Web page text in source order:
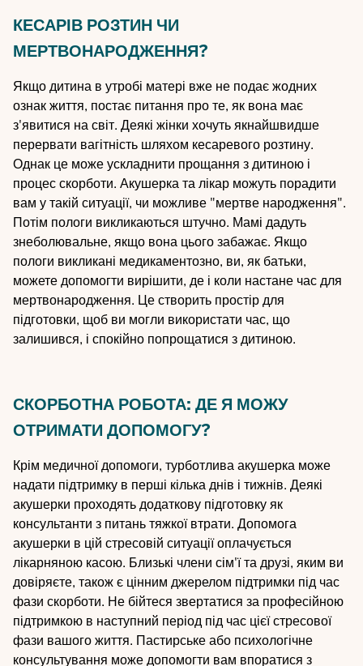
КЕСАРІВ РОЗТИН ЧИ
МЕРТВОНАРОДЖЕННЯ?
Якщо дитина в утробі матері вже не подає жодних
ознак життя, постає питання про те, як вона має
з'явитися на світ. Деякі жінки хочуть якнайшвидше
перервати вагітність шляхом кесаревого розтину.
Однак це може ускладнити прощання з дитиною і
процес скорботи. Акушерка та лікар можуть порадити
вам у такій ситуації, чи можливе "мертве народження".
Потім пологи викликаються штучно. Мамі дадуть
знеболювальне, якщо вона цього забажає. Якщо
пологи викликані медикаментозно, ви, як батьки,
можете допомогти вирішити, де і коли настане час для
мертвонародження. Це створить простір для
підготовки, щоб ви могли використати час, що
залишився, і спокійно попрощатися з дитиною.
СКОРБОТНА РОБОТА: ДЕ Я МОЖУ
ОТРИМАТИ ДОПОМОГУ?
Крім медичної допомоги, турботлива акушерка може
надати підтримку в перші кілька днів і тижнів. Деякі
акушерки проходять додаткову підготовку як
консультанти з питань тяжкої втрати. Допомога
акушерки в цій стресовій ситуації оплачується
лікарняною касою. Близькі члени сім'ї та друзі, яким ви
довіряєте, також є цінним джерелом підтримки під час
фази скорботи. Не бійтеся звертатися за професійною
підтримкою в наступний період під час цієї стресової
фази вашого життя. Пастирське або психологічне
консультування може допомогти вам впоратися з